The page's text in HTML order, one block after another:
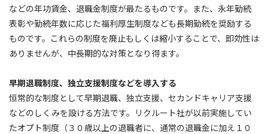
などの年功賃金、退職金制度が最たるものです。また、永年勤続
表彰や勤続年数に応じた福利厚生制度なども長期勤続を奨励する
ものです。これらの制度を廃止もしくは縮小することで、即効性は
ありませんが、中長期的な対策となり得ます。
早期退職制度、独立支援制度などを導入する
恒常的な制度として早期退職、独立支援、セカンドキャリア支援
などのしくみを設ける方法です。リクルート社が以前実施してい
たオプト制度（３０歳以上の退職者に、通常の退職金に加え１０